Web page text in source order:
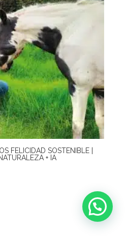
FELICIDAD SOSTENIBLE |
+ IA